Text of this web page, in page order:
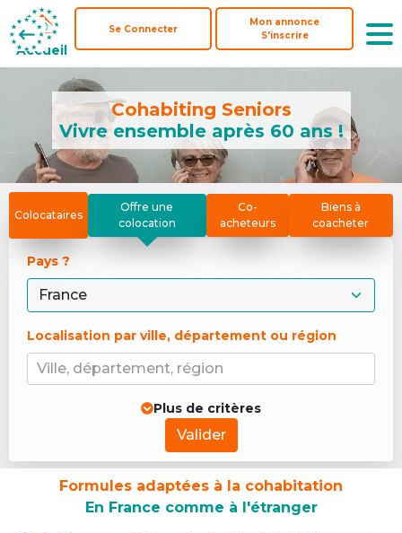
Accueil
Se Connecter
Mon annonce
S'inscrire
Accueil
Se Connecter
Mon annonce
S'inscrire
Cohabiting Seniors
Vivre ensemble après 60 ans !
Colocataires
Offre une
colocation
Co-
acheteurs
Biens à
coacheter
Pays ?
Localisation par ville, département ou région
Ville, département, région
Plus de critères
Valider
Formules adaptées à la cohabitation
En France comme à l'étranger